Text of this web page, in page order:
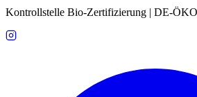
Kontrollstelle Bio-Zertifizierung | DE-